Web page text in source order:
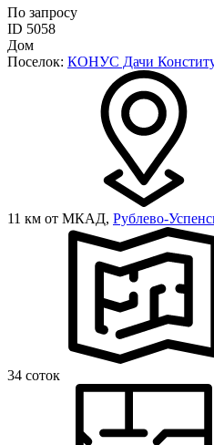
По запросу
ID 5058
Дом
Поселок: КОНУС Дачи
11 км от МКАД, Рублево-
34 соток